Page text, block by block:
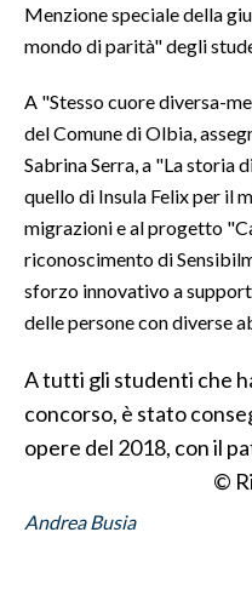
ANNUNCI
PUBBLICITÀ
SPIAGGE
STORE
Menzione speciale della
mondo di parità" degli
A "Stesso cuore diversa-
del Comune di Olbia,
Sabrina Serra, a "La storia
quello di Insula Felix per il
migrazioni e al progetto
riconoscimento di
sforzo innovativo a
delle persone con diverse
A tutti gli studenti che
concorso, è stato
opere del 2018, con il
©
Andrea Busia